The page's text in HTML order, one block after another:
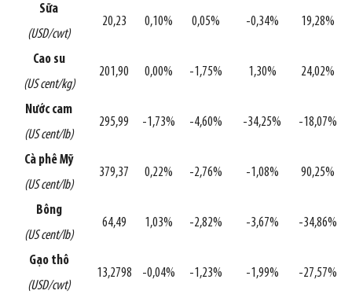
Sữa
(USD/cwt)
20,23 0,10% 0,05% -0,34% 19,28%
Cao su
(US cent/kg)
201,90 0,00% -1,75% 1,30% 24,02%
Nước cam
(US cent/lb)
295,99 -1,73% -4,60% -34,25% -18,07%
Cà phê Mỹ
(US cent/lb)
379,37 0,22% -2,76% -1,08% 90,25%
Bông
(US cent/lb)
64,49 1,03% -2,82% -3,67% -34,86%
Gạo thô
(USD/cwt)
13,2798 -0,04% -1,23% -1,99% -27,57%